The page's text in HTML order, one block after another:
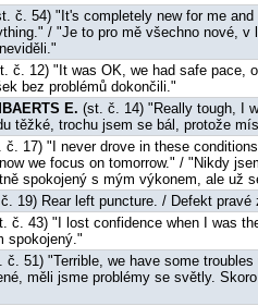
č. 54) "It's completely new for me
/ "Je to pro mě všechno nové,
č. 12) "It was OK, we had safe pace,
bez problémů dokončili."
E. (st. č. 14) "Really tough, I
těžké, trochu jsem se bál, protože
č. 17) "I never drove in these
we focus on tomorrow." / "Nikdy
spokojený s mým výkonem, ale už
19) Rear left puncture. / Defekt pravé
č. 43) "I lost confidence when I was
spokojený."
č. 51) "Terrible, we have some
měli jsme problémy se světly.